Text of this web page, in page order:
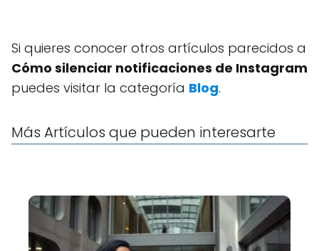
Si quieres conocer otros artículos parecidos a
Cómo silenciar notificaciones de Instagram
puedes visitar la categoría Blog.
Más Artículos que pueden interesarte